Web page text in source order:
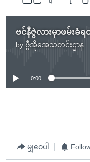
by ဗွီအိုအေသတင်းဌာန
No
0:00
မျှဝေပါ